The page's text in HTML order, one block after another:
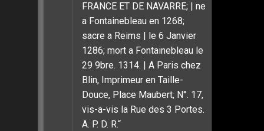
FRANCE ET DE NAVARRE; | ne
a Fontainebleau en 1268;
sacre a Reims | le 6 Janvier
1286; mort a Fontainebleau le
29 9bre. 1314. | A Paris chez
Blin, Imprimeur en Taille-
Douce, Place Maubert, N°. 17,
vis-a-vis la Rue des 3 Portes.
A. P. D. R.“